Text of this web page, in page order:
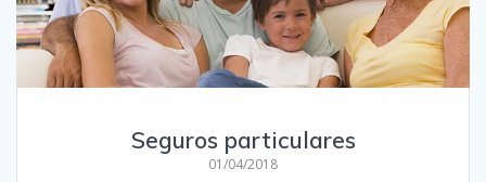
Seguros particulares
01/04/2018